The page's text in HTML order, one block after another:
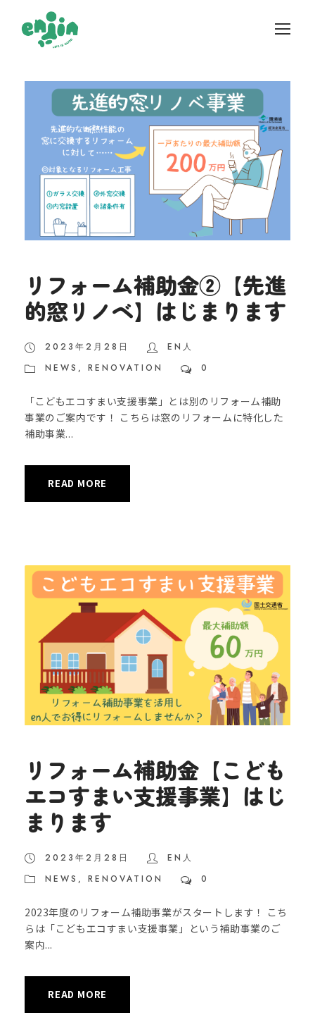
リフォーム補助金②【先進
的窓リノベ】はじまります
2023年2月28日
EN人
NEWS , RENOVATION 0
「こどもエコすまい支援事業」とは別のリフォーム補助
事業のご案内です！ こちらは窓のリフォームに特化した
補助事業...
READ MORE
リフォーム補助金【こども
エコすまい支援事業】はじ
まります
2023年2月28日
EN人
NEWS , RENOVATION 0
2023年度のリフォーム補助事業がスタートします！ こち
らは「こどもエコすまい支援事業」という補助事業のご
案内...
READ MORE